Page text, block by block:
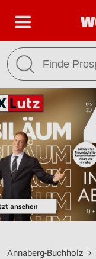
Annaberg-Buchholz